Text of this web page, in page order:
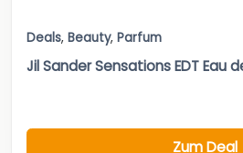
Deals, Beauty, Parfum
Jil Sander Sensations EDT Eau
Zum Deal